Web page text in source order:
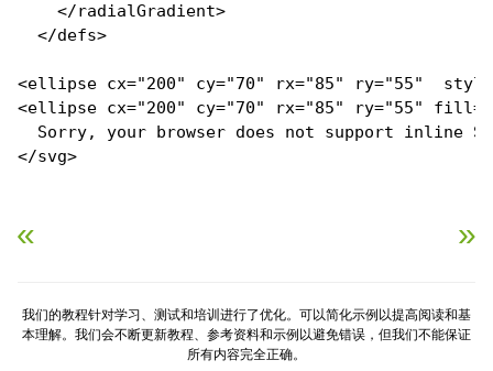
    </radialGradient>
  </defs>
<ellipse cx="200" cy="70" rx="85" ry="55"
<ellipse cx="200" cy="70" rx="85" ry="55"
Sorry, your browser does not support inline
</svg>
«上一章 下一章»
我们的教程针对学习、测试和培训进行了优化。可以简化示例以提高阅读和基
本理解。我们会不断更新教程、参考资料和示例以避免错误，但我们不能保证
所有内容完全正确。